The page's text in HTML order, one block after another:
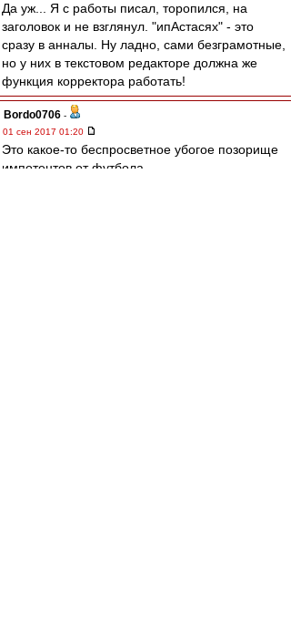
Да уж... Я с работы писал, торопился, на
заголовок и не взглянул. "ипАстасях" - это
сразу в анналы. Ну ладно, сами безграмотные,
но у них в текстовом редакторе должна же
функция корректора работать!
Bordo0706 -
01 сен 2017 01:20
Это какое-то беспросветное убогое позорище
импотентов от футбола.